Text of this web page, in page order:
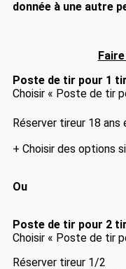
donnée à une autre
Poste de tir pour 1
Choisir « Poste de tir
Réserver tireur 18 ans
+ Choisir des options
Ou
Poste de tir pour 2
Choisir « Poste de tir
Réserver tireur 1/2